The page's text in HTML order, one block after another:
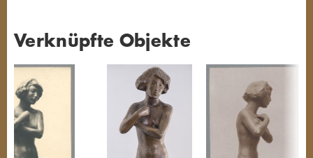
Verknüpfte Objekte